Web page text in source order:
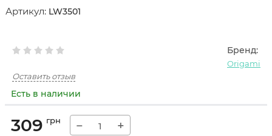
Артикул: LW3501
Бренд:
Origami
Оставить отзыв
Есть в наличии
309 грн − +